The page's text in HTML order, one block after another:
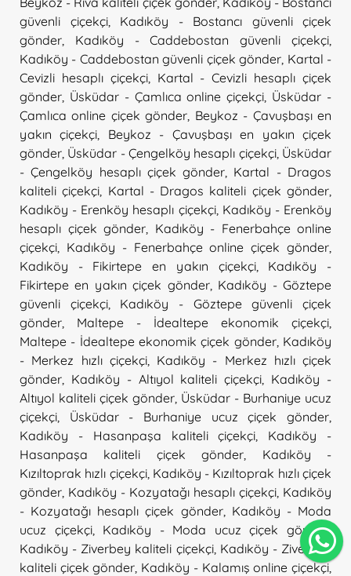
güvenli çiçekçi, Kadıköy - Bostancı güvenli çiçek
gönder
Kadıköy - Caddebostan güvenli çiçekçi
Kadıköy - Caddebostan güvenli çiçek gönder Kartal -
Cevizli hesaplı çiçekçi, Kartal - Cevizli hesaplı çiçek
gönder Üsküdar - Çamlıca online çiçekçi Üsküdar -
Çamlıca online çiçek gönder Beykoz - Çavuşbaşı en
yakın çiçekçi
Beykoz - Çavuşbaşı en yakın çiçek
gönder Üsküdar - Çengelköy hesaplı çiçekçi, Üsküdar
- Çengelköy hesaplı çiçek gönder Kartal - Dragos
kaliteli çiçekçi Kartal - Dragos kaliteli çiçek gönder
Kadıköy - Erenköy hesaplı çiçekçi, Kadıköy - Erenköy
hesaplı çiçek gönder
Kadıköy - Fenerbahçe online
çiçekçi
Kadıköy - Fenerbahçe online çiçek gönder
Kadıköy - Fikirtepe en yakın çiçekçi, Kadıköy -
Fikirtepe en yakın çiçek gönder, Kadıköy - Göztepe
güvenli çiçekçi, Kadıköy - Göztepe güvenli çiçek
gönder
Maltepe - İdealtepe ekonomik çiçekçi
Maltepe - İdealtepe ekonomik çiçek gönder, Kadıköy
- Merkez hızlı çiçekçi, Kadıköy - Merkez hızlı çiçek
gönder
Kadıköy - Altıyol kaliteli çiçekçi
Kadıköy -
Altıyol kaliteli çiçek gönder Üsküdar - Burhaniye ucuz
çiçekçi
Üsküdar - Burhaniye ucuz çiçek gönder
Kadıköy - Hasanpaşa kaliteli çiçekçi
Kadıköy -
Hasanpaşa kaliteli çiçek gönder
Kadıköy -
Kızıltoprak hızlı çiçekçi, Kadıköy - Kızıltoprak hızlı çiçek
gönder Kadıköy - Kozyatağı hesaplı çiçekçi Kadıköy
- Kozyatağı hesaplı çiçek gönder, Kadıköy - Moda
ucuz çiçekçi, Kadıköy - Moda ucuz çiçek gönder,
Kadıköy - Ziverbey kaliteli çiçekçi, Kadıköy - Ziverbey
kaliteli çiçek gönder Kadıköy - Kalamış online çiçekçi,